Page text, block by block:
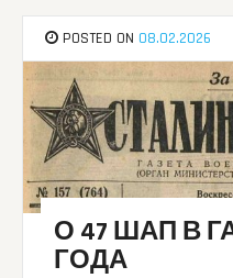
POSTED ON 08.02.2026
О 47 ШАП В
ГОДА